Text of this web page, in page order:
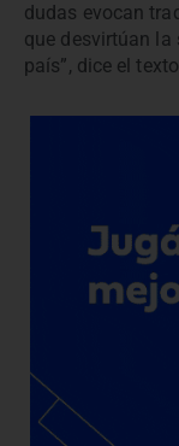
dudas evocan
que desvirtúan
país”, dice el